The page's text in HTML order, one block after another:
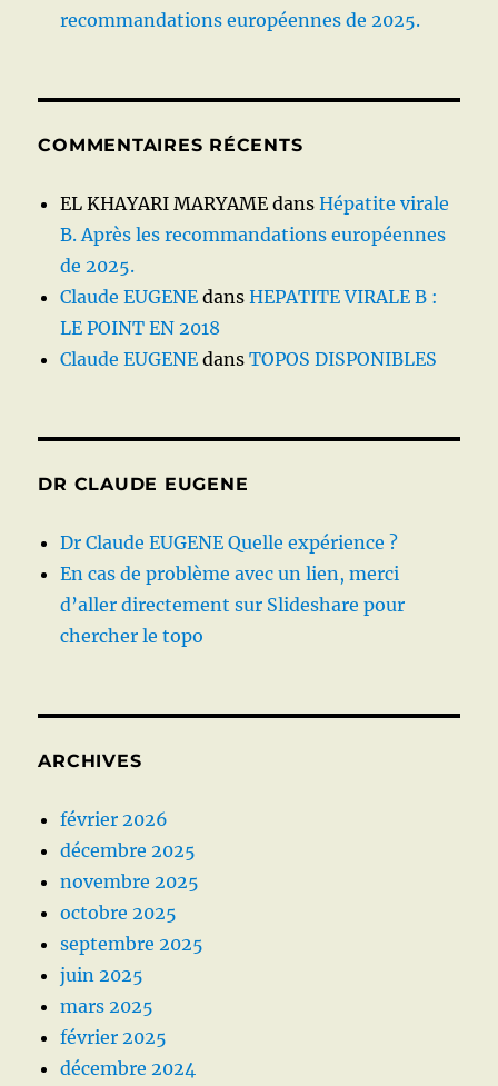
recommandations européennes de 2025.
COMMENTAIRES RÉCENTS
EL KHAYARI MARYAME dansHépatite virale
B. Après les recommandations européennes
de 2025.
Claude EUGENE dansHEPATITE VIRALE B :
LE POINT EN 2018
Claude EUGENE dansTOPOS DISPONIBLES
DR CLAUDE EUGENE
Dr Claude EUGENE Quelle expérience ?
En cas de problème avec un lien, merci
d’aller directement sur Slideshare pour
chercher le topo
ARCHIVES
février 2026
décembre 2025
novembre 2025
octobre 2025
septembre 2025
juin 2025
mars 2025
février 2025
décembre 2024